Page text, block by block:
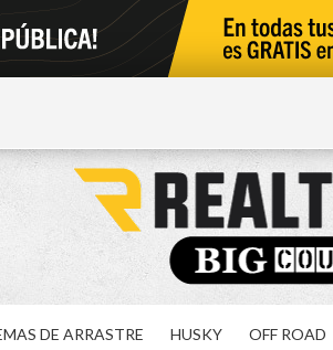
DE ARRASTRE HUSKY OFF ROAD